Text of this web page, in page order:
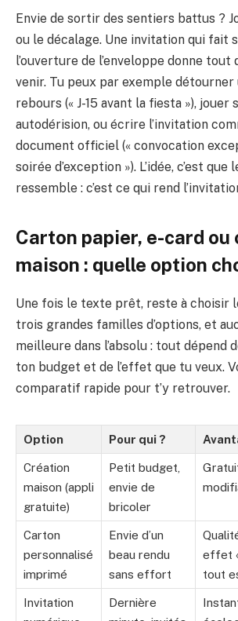
Envie de sortir des sentiers battus ?
ou le décalage. Une invitation qui fait
l’ouverture de l’enveloppe donne tout
venir. Tu peux par exemple détourner
rebours (« J-15 avant la fiesta »), jouer
autodérision, ou écrire l’invitation
document officiel (« convocation
soirée d’exception »). L’idée, c’est
ressemble : c’est ce qui rend
Carton papier, e-card ou
maison : quelle option
Une fois le texte prêt, reste à choisir
trois grandes familles d’options, et
meilleure dans l’absolu : tout dépend
ton budget et de l’effet que tu veux.
comparatif rapide pour t’y retrouver.
Option Pour qui ?
Création
maison (appli
gratuite)
Petit budget,
envie de
bricoler
Carton
personnalisé
imprimé
Envie d’un
beau rendu
sans effort
effet
tout
Invitation
Dernière